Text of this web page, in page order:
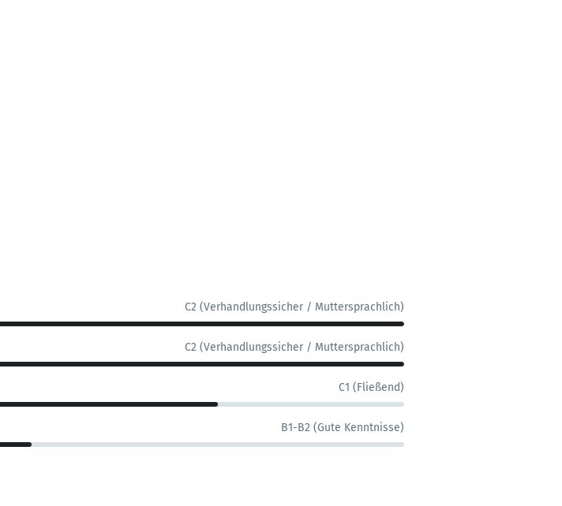
C2 (Verhandlungssicher / Muttersprachlich)
C2 (Verhandlungssicher / Muttersprachlich)
C1 (Fließend)
B1-B2 (Gute Kenntnisse)